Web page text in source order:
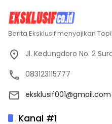
Berita Eksklusif menyajikan
Jl. Kedungdoro No. 2
083123115777
eksklusif001@gmail.com
Kanal #1